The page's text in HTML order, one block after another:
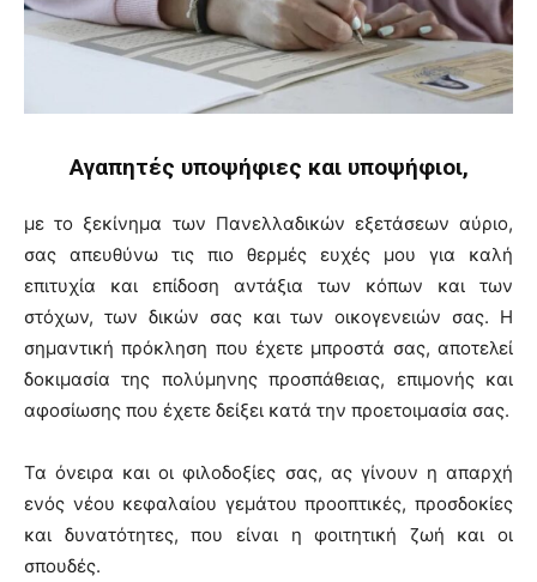
Αγαπητές υποψήφιες και υποψήφιοι,
με το ξεκίνημα των Πανελλαδικών εξετάσεων αύριο,
σας απευθύνω τις πιο θερμές ευχές μου για καλή
επιτυχία και επίδοση αντάξια των κόπων και των
στόχων, των δικών σας και των οικογενειών σας. Η
σημαντική πρόκληση που έχετε μπροστά σας, αποτελεί
δοκιμασία της πολύμηνης προσπάθειας, επιμονής και
αφοσίωσης που έχετε δείξει κατά την προετοιμασία σας.
Τα όνειρα και οι φιλοδοξίες σας, ας γίνουν η απαρχή
ενός νέου κεφαλαίου γεμάτου προοπτικές, προσδοκίες
και δυνατότητες, που είναι η φοιτητική ζωή και οι
σπουδές.